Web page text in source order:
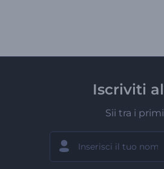
Iscriviti
Sii tra i